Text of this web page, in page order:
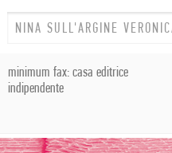
minimum fax: casa editrice
indipendente